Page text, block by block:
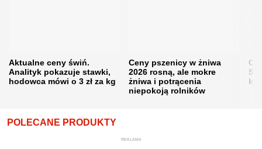
Aktualne ceny świń.
Analityk pokazuje stawki,
hodowca mówi o 3 zł za kg
Ceny pszenicy w żniwa
2026 rosną, ale mokre
żniwa i potrącenia
niepokoją rolników
POLECANE PRODUKTY
REKLAMA